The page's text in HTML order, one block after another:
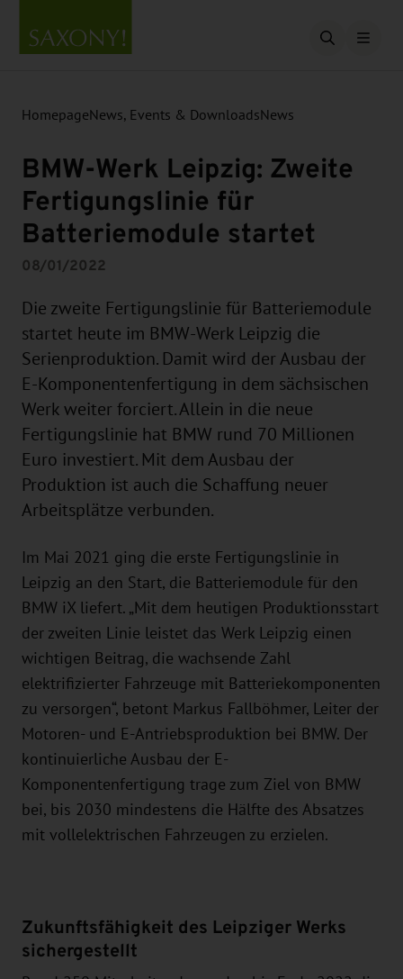
Open
HomepageNews, Events & DownloadsNews
BMW-Werk Leipzig: Zweite
Fertigungslinie für
Batteriemodule startet
08/01/2022
Die zweite Fertigungslinie für Batteriemodule
startet heute im BMW-Werk Leipzig die
Serienproduktion. Damit wird der Ausbau der
E-Komponentenfertigung in dem sächsischen
Werk weiter forciert. Allein in die neue
Fertigungslinie hat BMW rund 70 Millionen
Euro investiert. Mit dem Ausbau der
Produktion ist auch die Schaffung neuer
Arbeitsplätze verbunden.
Im Mai 2021 ging die erste Fertigungslinie in
Leipzig an den Start, die Batteriemodule für den
BMW iX liefert. „Mit dem heutigen Produktionsstart
der zweiten Linie leistet das Werk Leipzig einen
wichtigen Beitrag, die wachsende Zahl
elektrifizierter Fahrzeuge mit Batteriekomponenten
zu versorgen“, betont Markus Fallböhmer, Leiter der
Motoren- und E-Antriebsproduktion bei BMW. Der
kontinuierliche Ausbau der E-
Komponentenfertigung trage zum Ziel von BMW
bei, bis 2030 mindestens die Hälfte des Absatzes
mit vollelektrischen Fahrzeugen zu erzielen.
Zukunftsfähigkeit des Leipziger Werks
sichergestellt